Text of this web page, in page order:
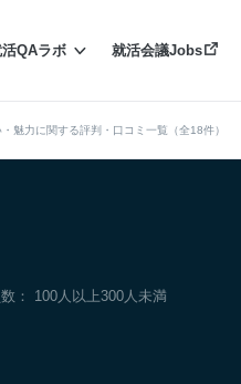
QAラボ 就活会議Jobs
魅力に関する評判・口コミ一覧（全18件）
： 100人以上300人未満